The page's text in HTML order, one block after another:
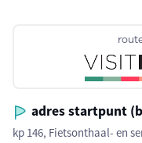
adres startpunt
kp 146, Fietsonthaal- en